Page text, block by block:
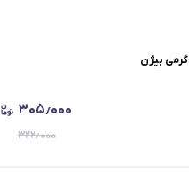
۳۰۵٫۰۰۰
۳۲۲٫۰۰۰